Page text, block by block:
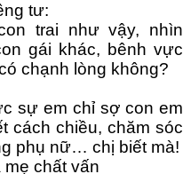
tư:
trai như vậy, nhìn
gái khác, bênh vực
chạnh lòng không?
sự em chỉ sợ con em
cách chiều, chăm sóc
phụ nữ… chị biết mà!
chất vấn